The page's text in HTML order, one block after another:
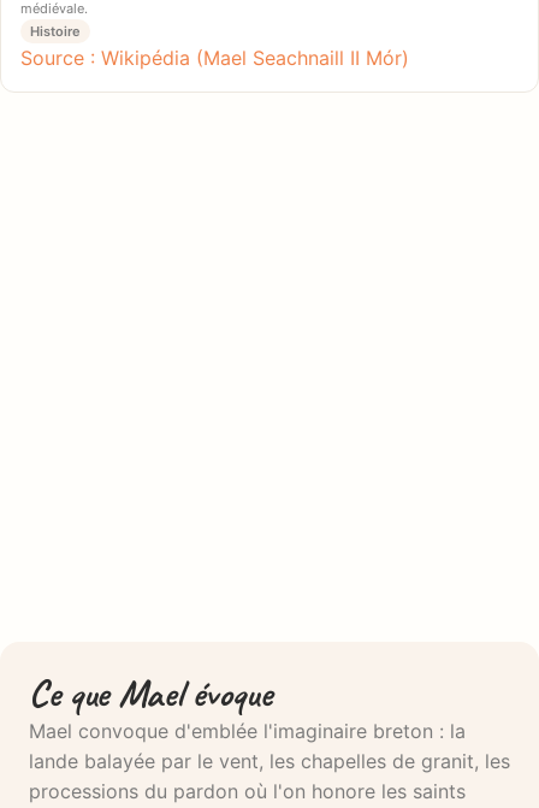
médiévale.
Histoire
Source : Wikipédia (Mael Seachnaill II Mór)
Ce que Mael évoque
Mael convoque d'emblée l'imaginaire breton : la
lande balayée par le vent, les chapelles de granit, les
processions du pardon où l'on honore les saints